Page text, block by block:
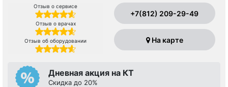
Отзыв о сервисе
Отзыв о врачах
Отзыв об оборудовании
+7(812) 209-29-49
На карте
Дневная акция на КТ
Скидка до 20%